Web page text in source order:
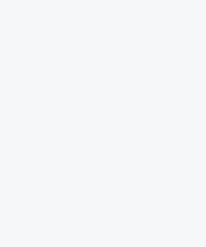
паспорт. Юристи громадянство